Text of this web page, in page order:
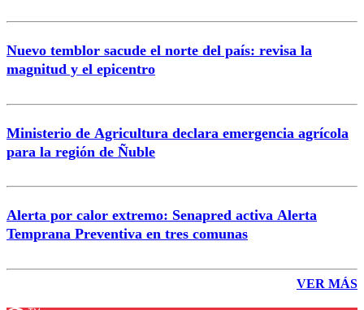
Nuevo temblor sacude el norte del país: revisa la
magnitud y el epicentro
Ministerio de Agricultura declara emergencia agrícola
para la región de Ñuble
Alerta por calor extremo: Senapred activa Alerta
Temprana Preventiva en tres comunas
VER MÁS